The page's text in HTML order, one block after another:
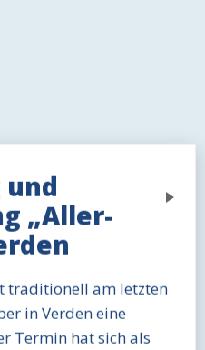
und
„Aller-
traditionell am letzten
in Verden eine
Termin hat sich als